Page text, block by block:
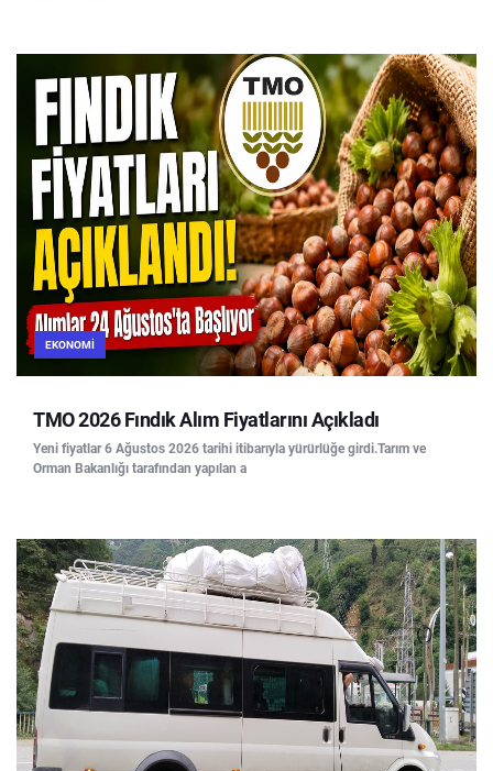
EKONOMI
TMO 2026 Fındık Alım Fiyatlarını Açıkladı
Yeni fiyatlar 6 Ağustos 2026 tarihi itibarıyla yürürlüğe girdi.Tarım ve
Orman Bakanlığı tarafından yapılan a